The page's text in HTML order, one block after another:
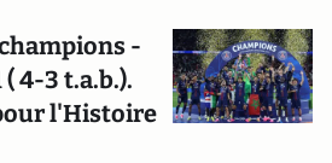
-
( 4-3 t.a.b.).
l'Histoire